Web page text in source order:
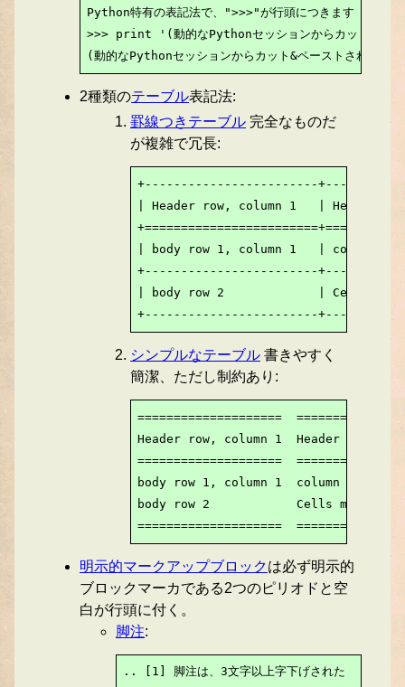
Python特有の表記法で、">>>"が行頭につきます
>>> print '(動的なPythonセッションからカット&ペー
(動的なPythonセッションからカット&ペーストされます)
2種類のテーブル表記法:
罫線つきテーブル 完全なものだ
が複雑で冗長:
+------------------------
| Header row, column 1   | Header
| body row 1, column 1   | column 2
+------------------------
| body row 2             | Cells
+------------------------
シンプルなテーブル 書きやすく
簡潔、ただし制約あり:
====================  ==========
Header row, column 1  Header 2
====================  ==========
body row 1, column 1  column 2
body row 2            Cells may span
====================
明示的マークアップブロックは必ず明示的
ブロックマーカである2つのピリオドと空
白が行頭に付く。
脚注:
.. [1] 脚注は、3文字以上字下げされた